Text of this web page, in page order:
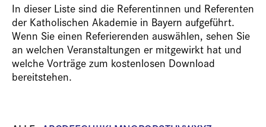
In dieser Liste sind die Referentinnen und Referenten
der Katholischen Akademie in Bayern aufgeführt.
Wenn Sie einen Referierenden auswählen, sehen Sie
an welchen Veranstaltungen er mitgewirkt hat und
welche Vorträge zum kostenlosen Download
bereitstehen.